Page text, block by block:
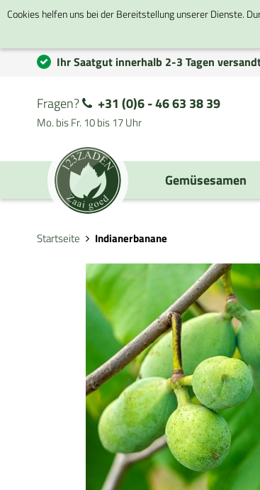
Cookies helfen uns bei der Bereitstellung unserer Dienste.
Ihr Saatgut innerhalb 2-3 Tagen
Fragen? +31 (0)6 - 46 63 38 39
Mo. bis Fr. 10 bis 17 Uhr
Gemüsesamen
Startseite Indianerbanane